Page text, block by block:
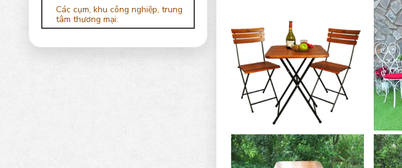
Các cụm, khu công nghiệp, trung
tâm thương mại: